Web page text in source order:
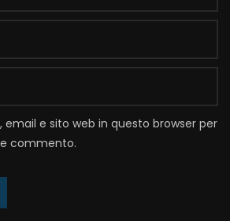
email e sito web in questo browser per
commento.